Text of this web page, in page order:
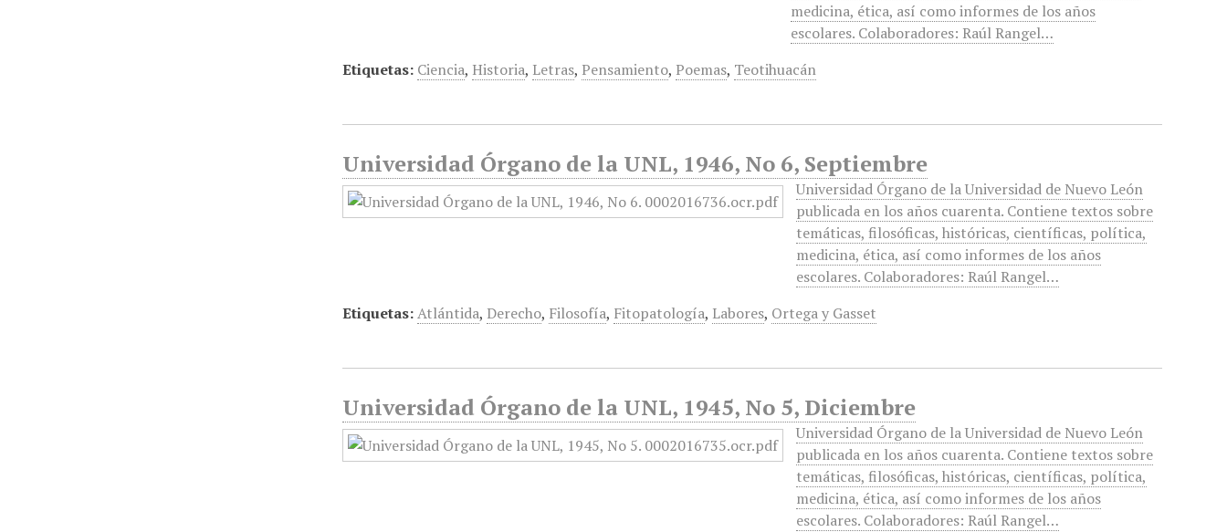
medicina, ética, así como informes de los años
escolares. Colaboradores: Raúl Rangel…
Etiquetas: Ciencia, Historia, Letras, Pensamiento, Poemas, Teotihuacán
Universidad Órgano de la UNL, 1946, No 6, Septiembre
Universidad Órgano de la Universidad de Nuevo León
publicada en los años cuarenta. Contiene textos sobre
temáticas, filosóficas, históricas, científicas, política,
medicina, ética, así como informes de los años
escolares. Colaboradores: Raúl Rangel…
Etiquetas:Atlántida, Derecho, Filosofía, Fitopatología, Labores, Ortega y Gasset
Universidad Órgano de la UNL, 1945, No 5, Diciembre
Universidad Órgano de la Universidad de Nuevo León
publicada en los años cuarenta. Contiene textos sobre
temáticas, filosóficas, históricas, científicas, política,
medicina, ética, así como informes de los años
escolares. Colaboradores: Raúl Rangel…